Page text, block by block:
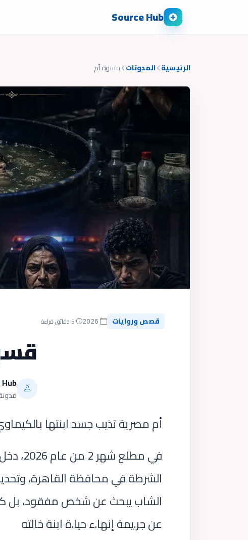
Source Hub
الرئيسية المدونات قسوة أم
قصص وروايات
أم مصرية تذيب جسد ابنتها
في
الشرطة في محافظة القاهرة،
الشاب يبحث عن شخص مفقود، بل
عن جر.يمة إنها.ء حيا.ة ابنة خالته